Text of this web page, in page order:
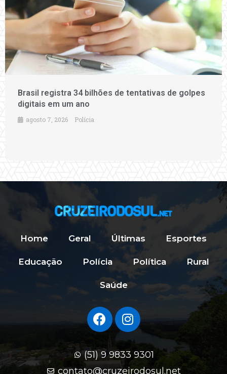
Brasil registra 34 bilhões de tentativas de golpes
digitais em um ano
agosto 7, 2026 Polícia
Home Geral Últimas Esportes
Educação Polícia Política Rural
Saúde
(51) 9 9833 9301
contato@cruzeirodosul.net